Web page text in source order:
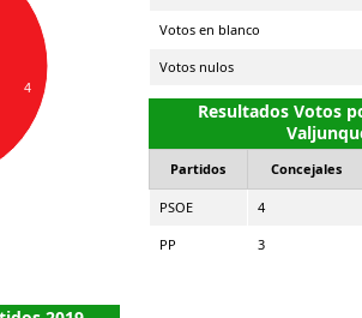
4
Votos en blanco
Votos nulos
Resultados Votos
Partidos Concejales
PSOE 4
PP 3